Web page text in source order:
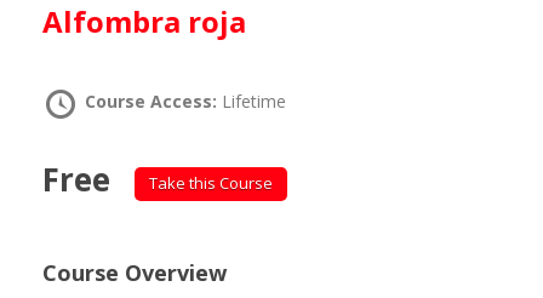
Alfombra roja
Course Access: Lifetime
Free Take this Course
Course Overview